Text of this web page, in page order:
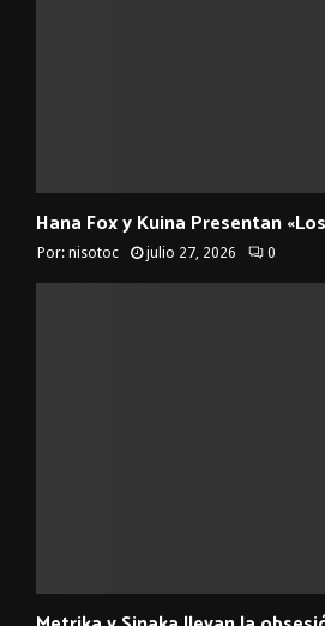
Hana Fox y Kuina Presentan
Por: nisotoc julio 27, 2026 0